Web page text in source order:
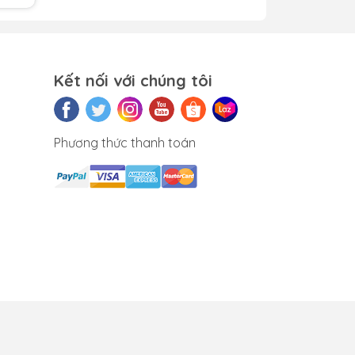
Kết nối với chúng tôi
Phương thức thanh toán